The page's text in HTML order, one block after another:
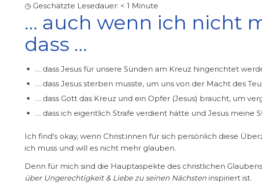
◷ Geschätzte Lesedauer: < 1 Minute
… auch wenn ich nicht
dass …
… dass Jesus für unsere Sünden am Kreuz hingerichtet
… dass Jesus sterben musste, um uns von der Macht des
… dass Gott das Kreuz und ein Opfer (Jesus) braucht, um
… dass ich eigentlich Strafe verdient hätte und Jesus meine
Ich find’s okay, wenn Christ:innen für sich persönlich diese
ich muss und will es nicht mehr glauben.
Denn für mich sind die Hauptaspekte des christlichen Glaubens
über Ungerechtigkeit & Liebe zu seinen Nächsten inspiriert ist.